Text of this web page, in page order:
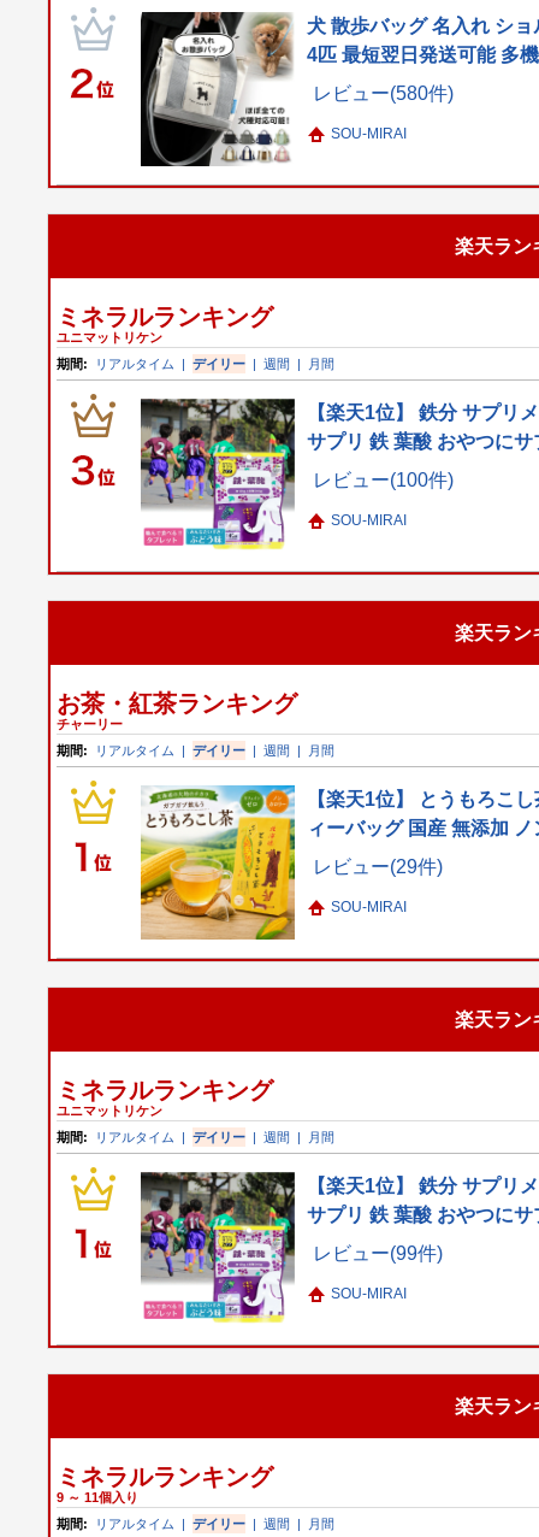
犬 散歩バッグ 名入れ シ
4匹 最短翌日発送可能 多
レビュー(580件)
SOU-MIRAI
楽天ラン
ミネラルランキング
ユニマットリケン
期間:
リアルタイム |デイリー |週間 | 月間
【楽天1位】 鉄分 サプリ
サプリ 鉄 葉酸 おやつに
レビュー(100件)
SOU-MIRAI
楽天ラン
お茶・紅茶ランキング
チャーリー
期間:
リアルタイム |デイリー |週間 | 月間
【楽天1位】 とうもろこ
ィーバッグ 国産 無添加
レビュー(29件)
SOU-MIRAI
楽天ラン
ミネラルランキング
ユニマットリケン
期間:
リアルタイム |デイリー |週間 | 月間
【楽天1位】 鉄分 サプリ
サプリ 鉄 葉酸 おやつに
レビュー(99件)
SOU-MIRAI
楽天ラン
ミネラルランキング
9 ～ 11個入り
期間:
リアルタイム |デイリー |週間 | 月間